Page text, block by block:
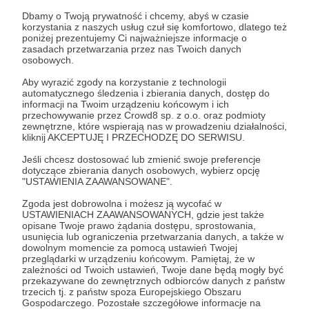
Dbamy o Twoją prywatność i chcemy, abyś w czasie
korzystania z naszych usług czuł się komfortowo, dlatego też
poniżej prezentujemy Ci najważniejsze informacje o
zasadach przetwarzania przez nas Twoich danych
osobowych.
Aby wyrazić zgody na korzystanie z technologii
automatycznego śledzenia i zbierania danych, dostęp do
informacji na Twoim urządzeniu końcowym i ich
przechowywanie przez Crowd8 sp. z o.o. oraz podmioty
zewnętrzne, które wspierają nas w prowadzeniu działalności,
kliknij AKCEPTUJĘ I PRZECHODZĘ DO SERWISU.
Jeśli chcesz dostosować lub zmienić swoje preferencje
dotyczące zbierania danych osobowych, wybierz opcję
"USTAWIENIA ZAAWANSOWANE".
Zgoda jest dobrowolna i możesz ją wycofać w
USTAWIENIACH ZAAWANSOWANYCH, gdzie jest także
opisane Twoje prawo żądania dostępu, sprostowania,
usunięcia lub ograniczenia przetwarzania danych, a także w
dowolnym momencie za pomocą ustawień Twojej
przeglądarki w urządzeniu końcowym. Pamiętaj, że w
zależności od Twoich ustawień, Twoje dane będą mogły być
przekazywane do zewnętrznych odbiorców danych z państw
trzecich tj. z państw spoza Europejskiego Obszaru
Gospodarczego. Pozostałe szczegółowe informacje na
26 marca tego samego roku rozpoczęła się moja
mała na początku akcja. Na początku skromnie -
w blokowym mieszkaniu. Po tygodniu już
wiedziałem, że dłużej w mieszkaniu nie damy rady
do naszego blokowego patio. Z pomocą przyszła
nam nasza Wspólnota Mieszkaniowa oraz
Zarządca nieruchomości, którzy wyrazili na to
zgodę, zaoferowali miejsce i prąd.
Rozwiń opis
Cele
Mamy narzędzia do pracy!
miesięcznie brakuje
To pierwszy próg, który pozwoli nam
na najprostsze naprawy,
przekazanego nam sprzętu. To próg
przy którym możemy sobie
pozwolić na zakup past
termoprzewodzących, termopadów
i drobnych narzędzi, które są
niezbędne do pracy. Pracujemy w
Mamy już na
miesięcznie
No i jeśli się tak
dojdziemy do tego
Będziemy mieli
naprawianego
dużo i pozwólcie,
kilka z tych, które
najczęściej, i tak:
- klawiatury do